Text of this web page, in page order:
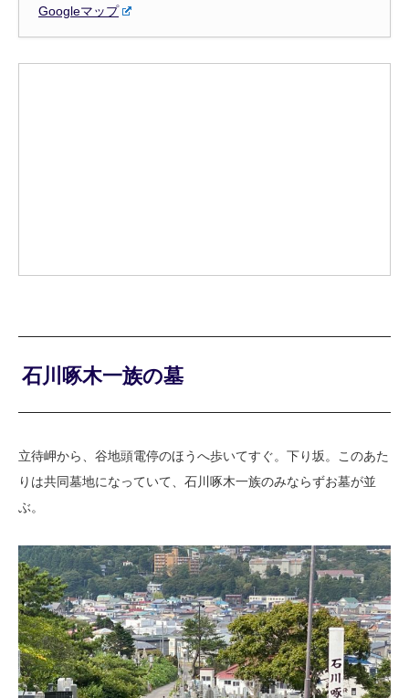
Googleマップ
石川啄木一族の墓
立待岬から、谷地頭電停のほうへ歩いてすぐ。下り坂。このあた
りは共同墓地になっていて、石川啄木一族のみならずお墓が並
ぶ。